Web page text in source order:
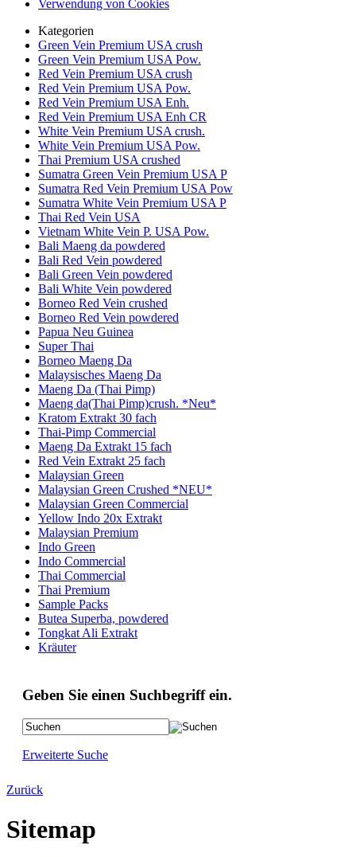
Verwendung von Cookies
Kategorien
Green Vein Premium USA crush
Green Vein Premium USA Pow.
Red Vein Premium USA crush
Red Vein Premium USA Pow.
Red Vein Premium USA Enh.
Red Vein Premium USA Enh CR
White Vein Premium USA crush.
White Vein Premium USA Pow.
Thai Premium USA crushed
Sumatra Green Vein Premium USA P
Sumatra Red Vein Premium USA Pow
Sumatra White Vein Premium USA P
Thai Red Vein USA
Vietnam White Vein P. USA Pow.
Bali Maeng da powdered
Bali Red Vein powdered
Bali Green Vein powdered
Bali White Vein powdered
Borneo Red Vein crushed
Borneo Red Vein powdered
Papua Neu Guinea
Super Thai
Borneo Maeng Da
Malaysisches Maeng Da
Maeng Da (Thai Pimp)
Maeng da(Thai Pimp)crush. *Neu*
Kratom Extrakt 30 fach
Thai-Pimp Commercial
Maeng Da Extrakt 15 fach
Red Vein Extrakt 25 fach
Malaysian Green
Malaysian Green Crushed *NEU*
Malaysian Green Commercial
Yellow Indo 20x Extrakt
Malaysian Premium
Indo Green
Indo Commercial
Thai Commercial
Thai Premium
Sample Packs
Butea Superba, powdered
Tongkat Ali Extrakt
Kräuter
Geben Sie einen Suchbegriff ein.
Erweiterte Suche
Zurück
Sitemap